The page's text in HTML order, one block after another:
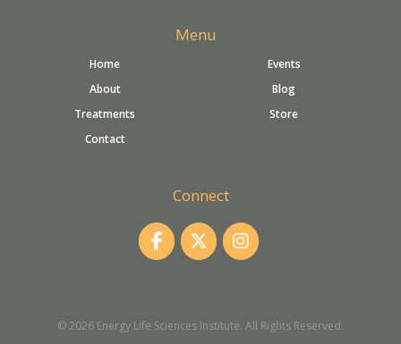
Menu
Home
Events
About
Blog
Treatments
Store
Contact
Connect
© 2026 Energy Life Sciences Institute. All Rights Reserved.